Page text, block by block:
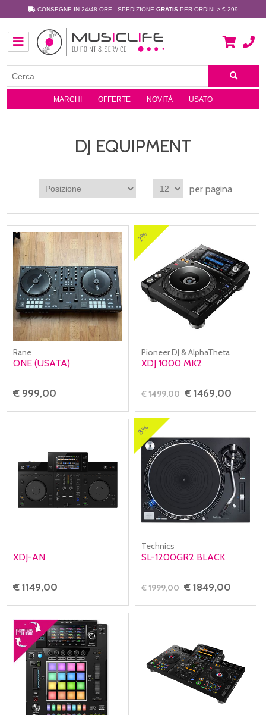
CONSEGNE IN 24/48 ORE - SPEDIZIONE GRATIS PER ORDINI > € 299
MARCHI OFFERTE NOVITÀ USATO
DJ EQUIPMENT
per pagina
Rane
ONE (USATA)
€ 999,00
2%
Pioneer DJ & AlphaTheta
XDJ 1000 MK2
€ 1499,00 € 1469,00
XDJ-AN
€ 1149,00
8%
Technics
SL-1200GR2 BLACK
€ 1999,00 € 1849,00